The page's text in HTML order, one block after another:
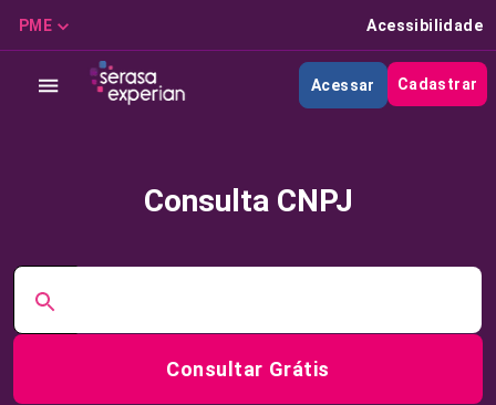
PME Acessibilidade
Acessar Cadastrar
Consulta CNPJ
Consultar Grátis